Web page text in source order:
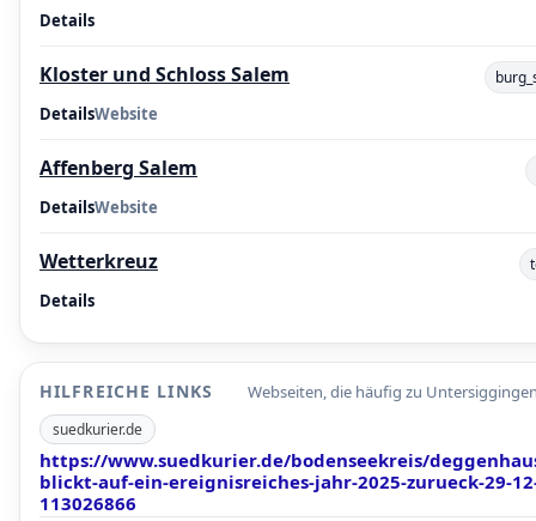
Details
Kloster und Schloss Salem
DetailsWebsite
Affenberg Salem
DetailsWebsite
Wetterkreuz
Details
HILFREICHE LINKS Webseiten, die häufig zu
suedkurier.de
https://www.suedkurier.de/bodenseekreis/
blickt-auf-ein-ereignisreiches-jahr-2025-zurueck-29-
113026866